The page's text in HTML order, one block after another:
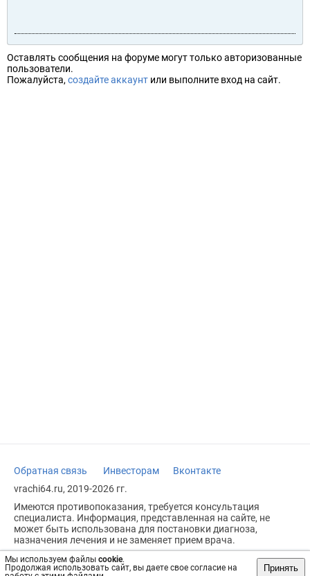
Мы используем файлы cookie.
Продолжая использовать сайт, вы даете свое согласие на
Принять
Оставлять сообщения на форуме могут только авторизованные
пользователи.
Пожалуйста, создайте аккаунт или выполните вход на сайт.
Обратная связь Инвесторам
Вконтакте
vrachi64.ru, 2019-2026 гг.
Имеются противопоказания, требуется консультация
специалиста. Информация, представленная на сайте, не
может быть использована для постановки диагноза,
назначения лечения и не заменяет прием врача.
Возрастное ограничение: 18+